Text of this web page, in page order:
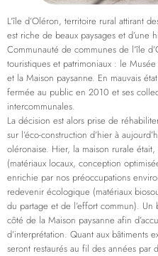
L’île d’Oléron, territoire rural attirant
est riche de beaux paysages et d’une
Communauté de communes de l’île
touristiques et patrimoniaux : le
et la Maison paysanne. En mauvais
fermée au public en 2010 et ses
intercommunales.
La décision est alors prise de
sur l’éco-construction d’hier à
oléronaise. Hier, la maison rurale
(matériaux locaux, conception
enrichie par nos préoccupations
redevenir écologique (matériaux
du partage et de l’effort commun).
côté de la Maison paysanne afin
d’interprétation. Quant aux bâtiments
seront restaurés au fil des années par